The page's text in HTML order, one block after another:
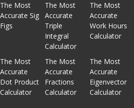
The Most
Accurate Sig
Figs
The Most
Accurate
Triple
Integral
Calculator
The Most
Accurate
Work Hours
Calculator
The Most
Accurate
Dot Product
Calculator
The Most
Accurate
Fractions
Calculator
The Most
Accurate
Eigenvector
Calculator